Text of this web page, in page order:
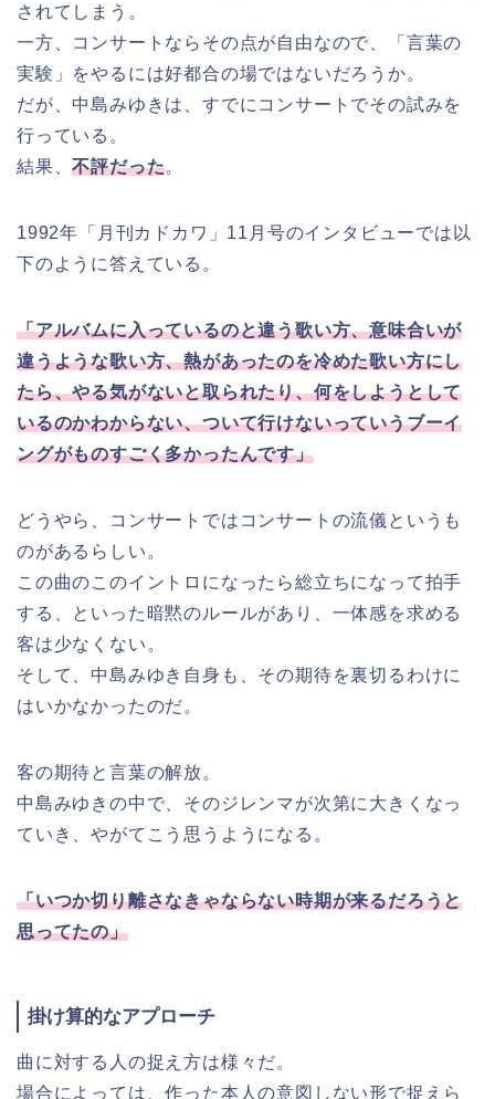
されてしまう。
一方、コンサートならその点が自由なので、「言葉の
実験」をやるには好都合の場ではないだろうか。
だが、中島みゆきは、すでにコンサートでその試みを
行っている。
結果、不評だった。
1992年「月刊カドカワ」11月号のインタビューでは以
下のように答えている。
「アルバムに入っているのと違う歌い方、意味合いが
違うような歌い方、熱があったのを冷めた歌い方にし
たら、やる気がないと取られたり、何をしようとして
いるのかわからない、ついて行けないっていうブーイ
ングがものすごく多かったんです」
どうやら、コンサートではコンサートの流儀というも
のがあるらしい。
この曲のこのイントロになったら総立ちになって拍手
する、といった暗黙のルールがあり、一体感を求める
客は少なくない。
そして、中島みゆき自身も、その期待を裏切るわけに
はいかなかったのだ。
客の期待と言葉の解放。
中島みゆきの中で、そのジレンマが次第に大きくなっ
ていき、やがてこう思うようになる。
「いつか切り離さなきゃならない時期が来るだろうと
思ってたの」
掛け算的なアプローチ
曲に対する人の捉え方は様々だ。
場合によっては、作った本人の意図しない形で捉えら